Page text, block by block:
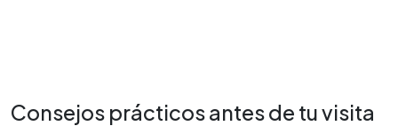
Consejos prácticos antes de tu visita